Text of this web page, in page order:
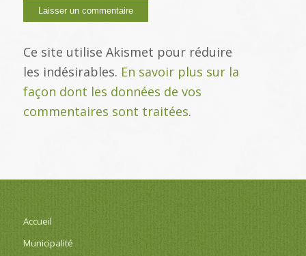
Ce site utilise Akismet pour réduire
les indésirables. En savoir plus sur la
façon dont les données de vos
commentaires sont traitées.
Accueil
Municipalité